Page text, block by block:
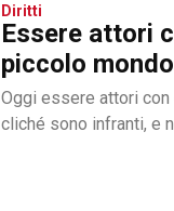
Diritti
Essere attori
piccolo
Oggi essere attori con
cliché sono infranti, e